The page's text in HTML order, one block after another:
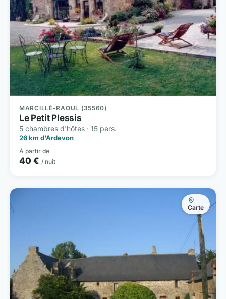
MARCILLÉ-RAOUL (35560)
Le Petit Plessis
5 chambres d'hôtes · 15 pers.
26 km d'Ardevon
À partir de
40 € / nuit
Carte